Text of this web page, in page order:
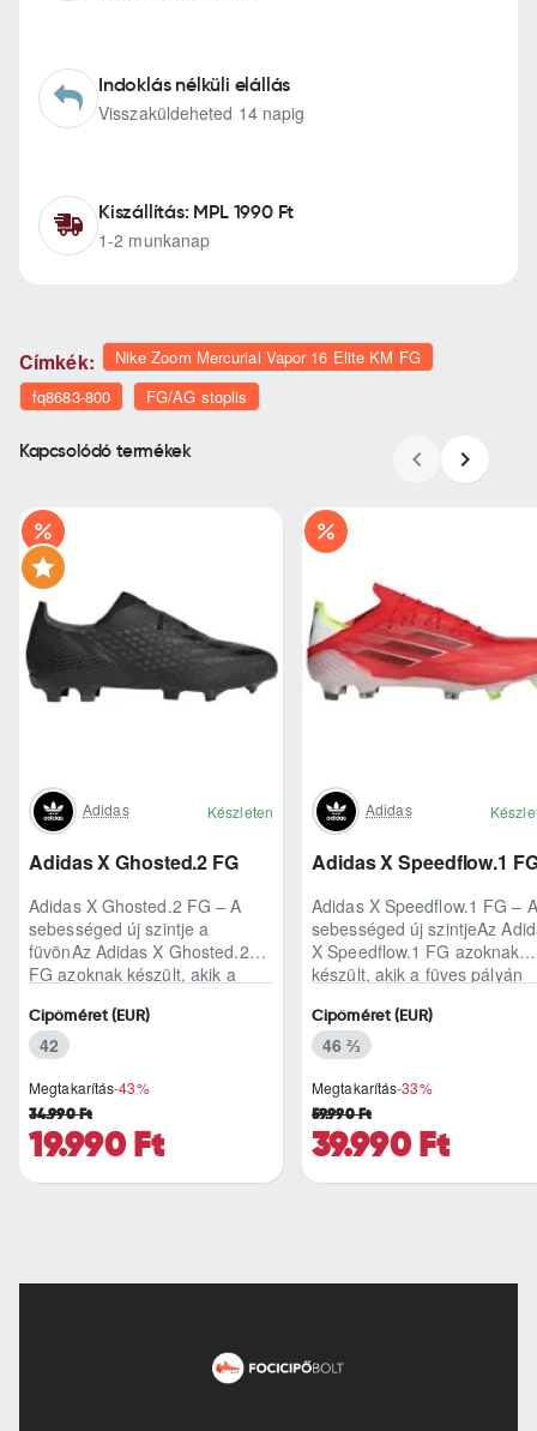
Indoklás nélküli elállás
Visszaküldeheted 14 napig
Kiszállítás: MPL 1990 Ft
1-2 munkanap
Címkék:
Nike Zoom Mercurial Vapor 16 Elite KM FG
fq8683-800
FG/AG stoplis
Kapcsolódó termékek
Adidas Készleten
Adidas X Ghosted.2 FG
Adidas X Ghosted.2 FG – A
sebességed új szintje a
füvönAz Adidas X Ghosted.2
FG azoknak készült, akik a
pillanataiban is azonnal r..
Megtakarítás-43%
19.990 Ft
34.990 Ft
Cipőméret (EUR)
42
Adidas
Adidas X Speedflow.1
Adidas X Speedflow.1 FG – A
sebességed új szintjeAz
X Speedflow.1 FG azoknak
készült, akik a füves pályán
ritmust diktál..
Megtakarítás-33%
39.990 Ft
59.990 Ft
Cipőméret (EUR)
46 ⅔